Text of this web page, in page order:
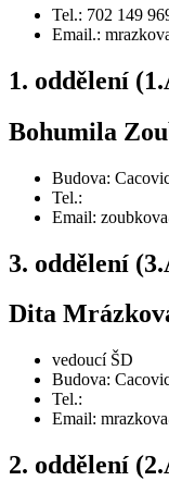
Tel.: 702 149
Email.:
1. oddělení
Bohumila
Budova:
Tel.:
Email:
3. oddělení
Dita
vedoucí ŠD
Budova:
Tel.:
Email:
2. oddělení